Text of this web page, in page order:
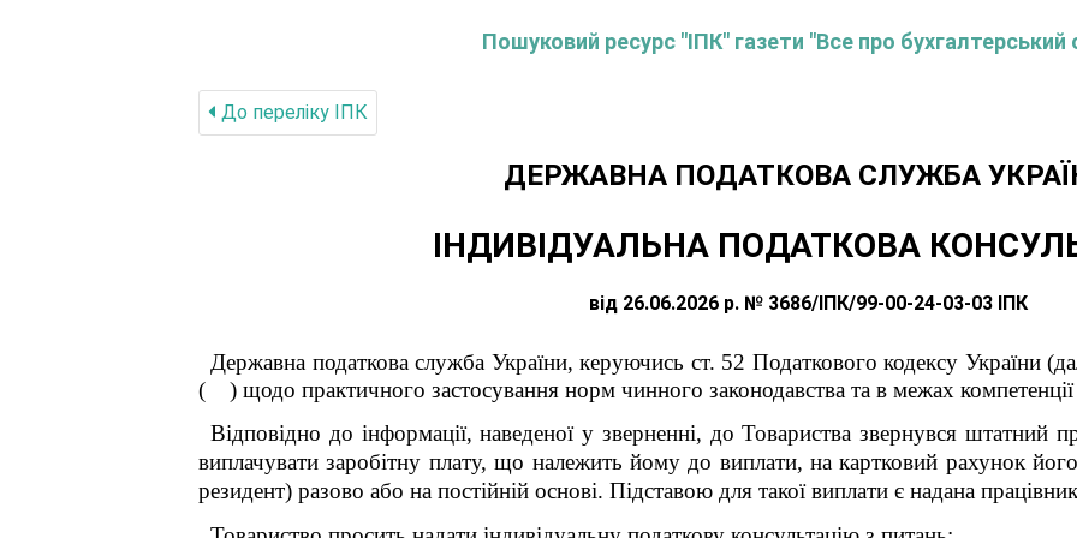
Пошуковий ресурс "ІПК" газети "Все про бухгалтерський
До переліку IПК
ДЕРЖАВНА ПОДАТКОВА СЛУЖБА
ІНДИВІДУАЛЬНА ПОДАТКОВА
від 26.06.2026 р. № 3686/ІПК/99-00-24-03-03 ІПК
Державна податкова служба України, керуючись ст. 52 Податкового кодексу України
( ) щодо практичного застосування норм чинного законодавства та в межах
Відповідно до інформації, наведеної у зверненні, до Товариства звернувся штатний
виплачувати заробітну плату, що належить йому до виплати, на картковий рахунок
резидент) разово або на постійній основі. Підставою для такої виплати є надана